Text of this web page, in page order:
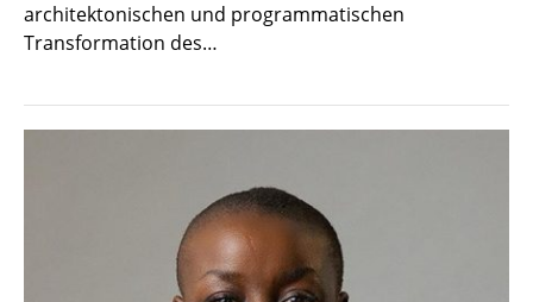
architektonischen und programmatischen
Transformation des…